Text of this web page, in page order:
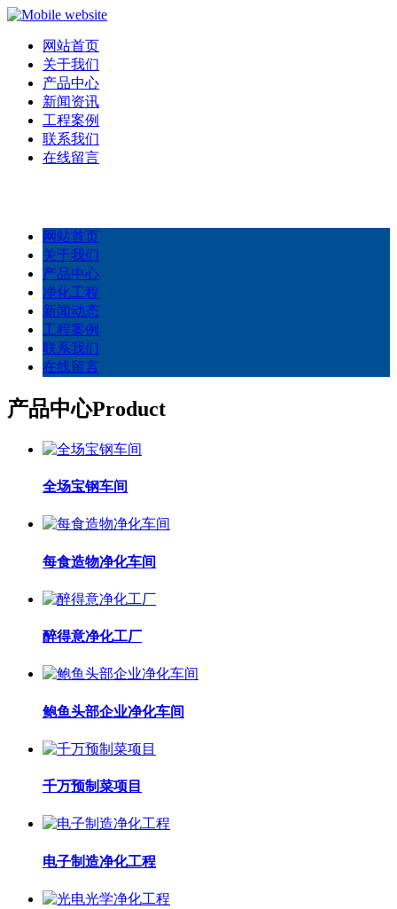
网站首页
关于我们
产品中心
新闻资讯
工程案例
联系我们
在线留言
网站首页
关于我们
产品中心
净化工程
新闻动态
工程案例
联系我们
在线留言
产品中心Product
全场宝钢车间
每食造物净化车间
醉得意净化工厂
鲍鱼头部企业净化车间
千万预制菜项目
电子制造净化工程